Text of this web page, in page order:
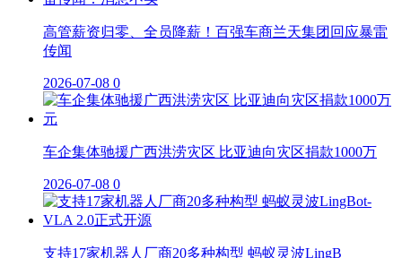
高管薪资归零、全员降薪！百强车商兰天集团回应暴雷
传闻
2026-07-08 0
车企集体驰援广西洪涝灾区 比亚迪向灾区捐款1000万
2026-07-08 0
支持17家机器人厂商20多种构型 蚂蚁灵波LingB